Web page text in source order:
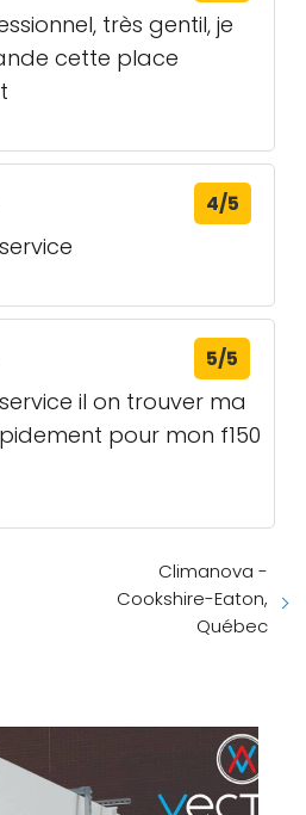
très gentil, je
cette place
4/5
5/5
il on trouver ma
pour mon f150
Climanova -
Cookshire-Eaton,
Québec